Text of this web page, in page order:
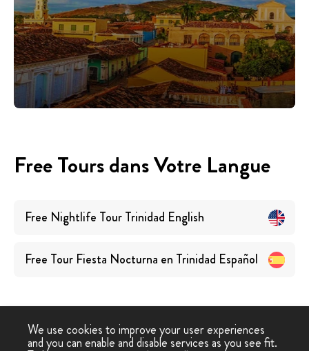
Free Tours dans Votre Langue
Free Nightlife Tour Trinidad English
Free Tour Fiesta Nocturna en Trinidad Español
We use cookies to improve your user experiences
and you can enable and disable services as you see fit.